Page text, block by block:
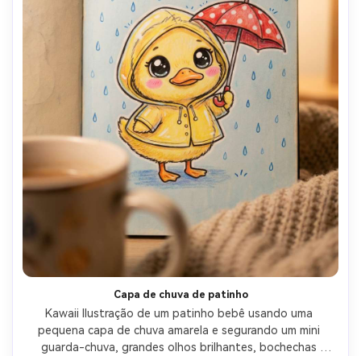
Capa de chuva de patinho
Kawaii Ilustração de um patinho bebê usando uma
pequena capa de chuva amarela e segurando um mini
guarda-chuva, grandes olhos brilhantes, bochechas